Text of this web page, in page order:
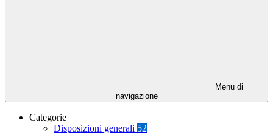
Menu di
navigazione
Categorie
Disposizioni generali 52